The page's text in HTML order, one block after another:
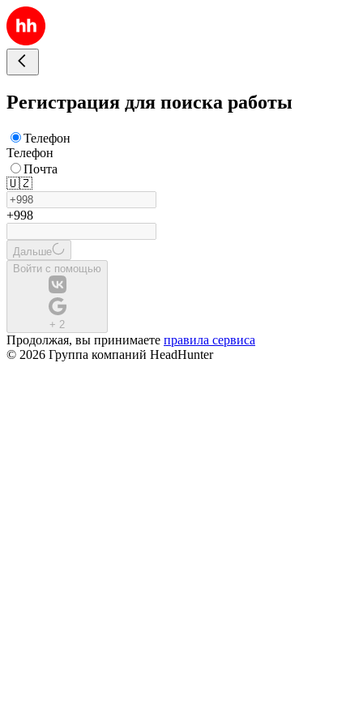
Регистрация для поиска работы
Телефон
Телефон
Почта
🇺🇿
+998
Дальше
Войти с помощью
+ 2
Продолжая, вы принимаете правила сервиса
© 2026 Группа компаний HeadHunter